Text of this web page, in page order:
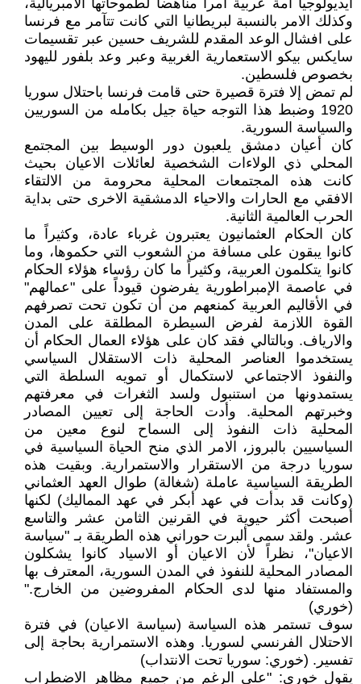
أيديولوجيا أمة عربية أمراً مناهضاً لطموحاتها الامبريالية،
وكذلك الامر بالنسبة لبريطانيا التي كانت تتآمر مع فرنسا
على افشال الوعد المقدم للشريف حسين عبر تقسيمات
سايكس بيكو الاستعمارية الغربية وعبر وعد بلفور لليهود
بخصوص فلسطين.
لم تمض إلا فترة قصيرة حتى قامت فرنسا باحتلال سوريا
1920 وضبط هذا التوجه حياة جيل بكامله من السوريين
والسياسة السورية.
كان أعيان دمشق يلعبون دور الوسيط بين المجتمع
المحلي ذي الولاءات الشخصية لعائلات الاعيان بحيث
كانت هذه المجتمعات المحلية محرومة من الالتقاء
الافقي مع الحارات والاحياء الدمشقية الاخرى حتى بداية
الحرب العالمية الثانية.
كان الحكام العثمانيون يعتبرون غرباء عادة، وكثيراً ما
كانوا يبقون على مسافة من الشعوب التي حكموها، وما
كانوا يتكلمون العربية، وكثيراً ما كان رؤساء هؤلاء الحكام
في عاصمة الإمبراطورية يفرضون قيوداً على "عمالهم"
في الأقاليم العربية كمنعهم من أن تكون تحت تصرفهم
القوة اللازمة لفرض السيطرة المطلقة على المدن
والارياف. وبالتالي فقد كان على هؤلاء العمال الحكام أن
يستخدموا العناصر المحلية ذات الاستقلال السياسي
والنفوذ الاجتماعي لاستكمال أو تمويه السلطة التي
يستمدونها من استنبول ولسد الثغرات في معرفتهم
وخبرتهم المحلية. وأدت الحاجة إلى تعيين المصادر
المحلية ذات النفوذ إلى السماح لنوع معين من
السياسيين بالبروز، الامر الذي منح الحياة السياسية في
سوريا درجة من الاستقرار والاستمرارية. وبقيت هذه
الطريقة السياسية عاملة (شغالة) طوال العهد العثماني
(وكانت قد بدأت في عهد أبكر في عهد المماليك) لكنها
أصبحت أكثر حيوية في القرنين الثامن عشر والتاسع
عشر. ولقد سمى ألبرت حوراني هذه الطريقة بـ "سياسة
الاعيان"، نظراً لأن الاعيان أو الاسياد كانوا يشكلون
المصادر المحلية للنفوذ في المدن السورية، المعترف بها
والمستفاد منها لدى الحكام المفروضين من الخارج."
(خوري)
سوف تستمر هذه السياسة (سياسة الاعيان) في فترة
الاحتلال الفرنسي لسوريا. وهذه الاستمرارية بحاجة إلى
تفسير. (خوري: سوريا تحت الانتداب)
يقول خوري: "على الرغم من جميع مظاهر الاضطراب